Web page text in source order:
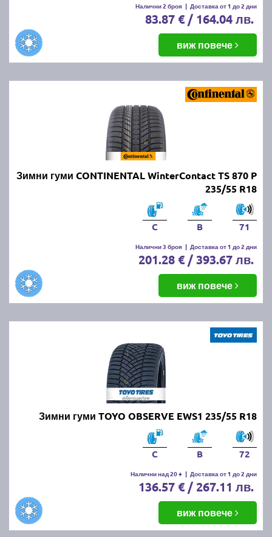
Налични 2 броя | Доставка от 1 до 2 дни
83.87 € / 164.04 лв.
виж повече
Зимни гуми CONTINENTAL WinterContact TS 870 P
235/55 R18
C B 71
Налични 3 броя | Доставка от 1 до 2 дни
201.28 € / 393.67 лв.
виж повече
Зимни гуми TOYO OBSERVE EWS1 235/55 R18
C B 72
Налични над 20 + | Доставка от 1 до 2 дни
136.57 € / 267.11 лв.
виж повече